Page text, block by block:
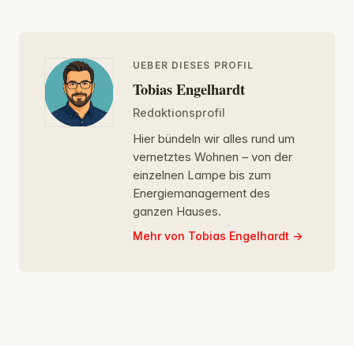
UEBER DIESES PROFIL
Tobias Engelhardt
Redaktionsprofil
Hier bündeln wir alles rund um
vernetztes Wohnen – von der
einzelnen Lampe bis zum
Energiemanagement des
ganzen Hauses.
Mehr von Tobias Engelhardt